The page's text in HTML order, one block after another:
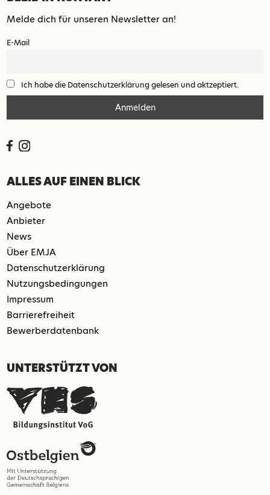
UNTERSTÜTZT VON
Melde dich für unseren Newsletter an!
E-Mail
Ich habe die Datenschutzerklärung gelesen und aktzeptiert.
ALLES AUF EINEN BLICK
Angebote
Anbieter
News
Über EMJA
Datenschutzerklärung
Nutzungsbedingungen
Impressum
Barrierefreiheit
Bewerberdatenbank